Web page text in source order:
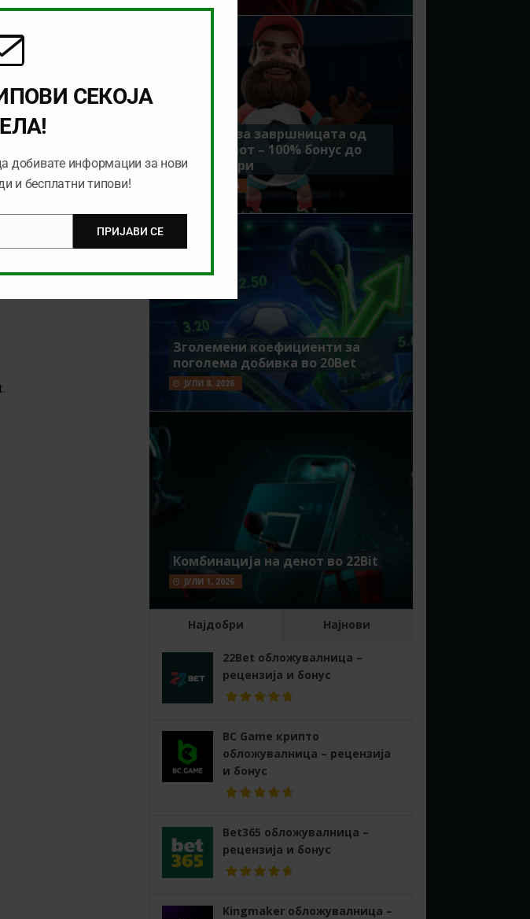
Идеално за завршницата од
Мундијалот – 100% бонус до
7500 денари
ЈУЛИ 15, 2026
Зголемени коефициенти за
поголема добивка во 20Bet
ЈУЛИ 8, 2026
Комбинација на денот во 22Bit
ЈУЛИ 1, 2026
Најдобри Најнови
22Bet обложувалница –
рецензија и бонус
BC Game крипто
обложувалница – рецензија
и бонус
Bet365 обложувалница –
рецензија и бонус
Kingmaker обложувалница –
СЕКОЈА
добивате информации за нови
и бесплатни типови!
ПРИЈАВИ СЕ